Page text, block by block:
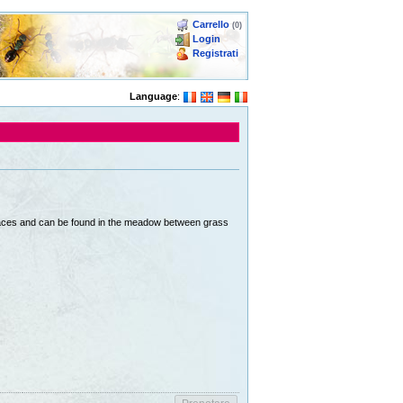
Carrello (0)
Login
Registrati
Language:
and can be found in the meadow between grass